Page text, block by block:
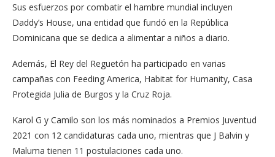
Sus esfuerzos por combatir el hambre mundial incluyen
Daddy’s House, una entidad que fundó en la República
Dominicana que se dedica a alimentar a niños a diario.
Además, El Rey del Reguetón ha participado en varias
campañas con Feeding America, Habitat for Humanity, Casa
Protegida Julia de Burgos y la Cruz Roja.
Karol G y Camilo son los más nominados a Premios Juventud
2021 con 12 candidaturas cada uno, mientras que J Balvin y
Maluma tienen 11 postulaciones cada uno.